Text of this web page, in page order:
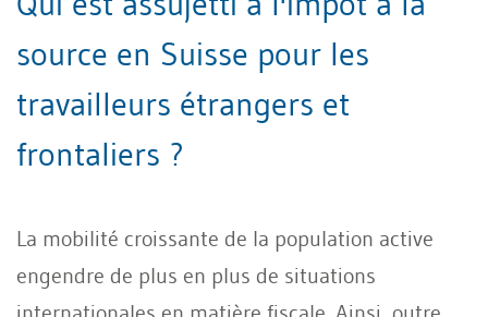
source en Suisse pour les
travailleurs étrangers et
frontaliers ?
La mobilité croissante de la population active
engendre de plus en plus de situations